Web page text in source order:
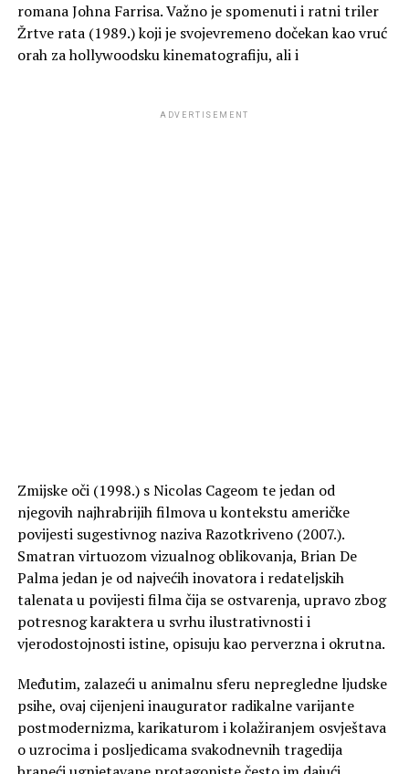
romana Johna Farrisa. Važno je spomenuti i ratni triler
Žrtve rata (1989.) koji je svojevremeno dočekan kao vruć
orah za hollywoodsku kinematografiju, ali i
ADVERTISEMENT
Zmijske oči (1998.) s Nicolas Cageom te jedan od
njegovih najhrabrijih filmova u kontekstu američke
povijesti sugestivnog naziva Razotkriveno (2007.).
Smatran virtuozom vizualnog oblikovanja, Brian De
Palma jedan je od najvećih inovatora i redateljskih
talenata u povijesti filma čija se ostvarenja, upravo zbog
potresnog karaktera u svrhu ilustrativnosti i
vjerodostojnosti istine, opisuju kao perverzna i okrutna.
Međutim, zalazeći u animalnu sferu nepregledne ljudske
psihe, ovaj cijenjeni inaugurator radikalne varijante
postmodernizma, karikaturom i kolažiranjem osvještava
o uzrocima i posljedicama svakodnevnih tragedija